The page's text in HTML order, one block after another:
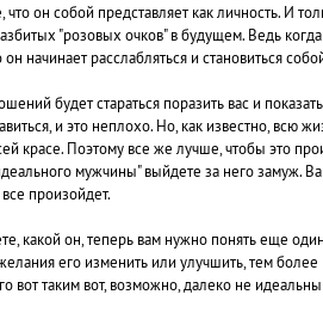
что он собой представляет как личность. И
"розовых очков" в будущем. Ведь
он начинает расслабляться и становиться
будет стараться поразить вас и
и это неплохо. Но, как известно, всю
красе. Поэтому все же лучше, чтобы это
мужчины" выйдете за него замуж.
произойдет.
какой он, теперь вам нужно понять еще
его изменить или улучшить, тем более
вот таким вот, возможно, далеко не